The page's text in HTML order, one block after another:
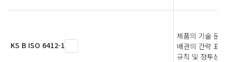
KS B ISO 6412-1
제품의 기술 문
배관의 간략 표
규칙 및 정투상